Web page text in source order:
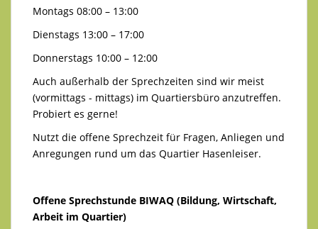
Montags 08:00 – 13:00
Dienstags 13:00 – 17:00
Donnerstags 10:00 – 12:00
Auch außerhalb der Sprechzeiten sind wir meist
(vormittags - mittags) im Quartiersbüro anzutreffen.
Probiert es gerne!
Nutzt die offene Sprechzeit für Fragen, Anliegen und
Anregungen rund um das Quartier Hasenleiser.
Offene Sprechstunde BIWAQ (Bildung, Wirtschaft,
Arbeit im Quartier)